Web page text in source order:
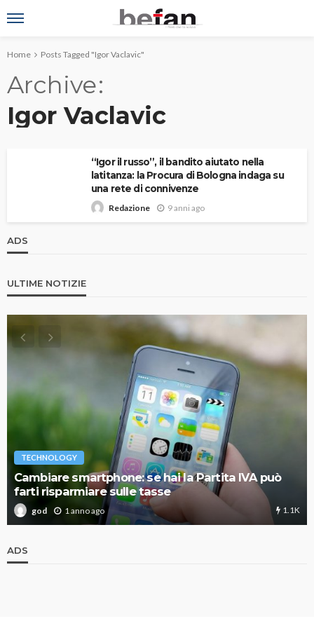
Home Posts Tagged "Igor Vaclavic"
Archive
Igor Vaclavic
“Igor il russo”, il bandito aiutato nella
latitanza: la Procura di Bologna indaga su
una rete di connivenze
Redazione 9 anni ago
ADS
ULTIME NOTIZIE
TECHNOLOGY
Cambiare smartphone: se hai la Partita IVA può
farti risparmiare sulle tasse
god 1 anno ago 1.1K
ADS